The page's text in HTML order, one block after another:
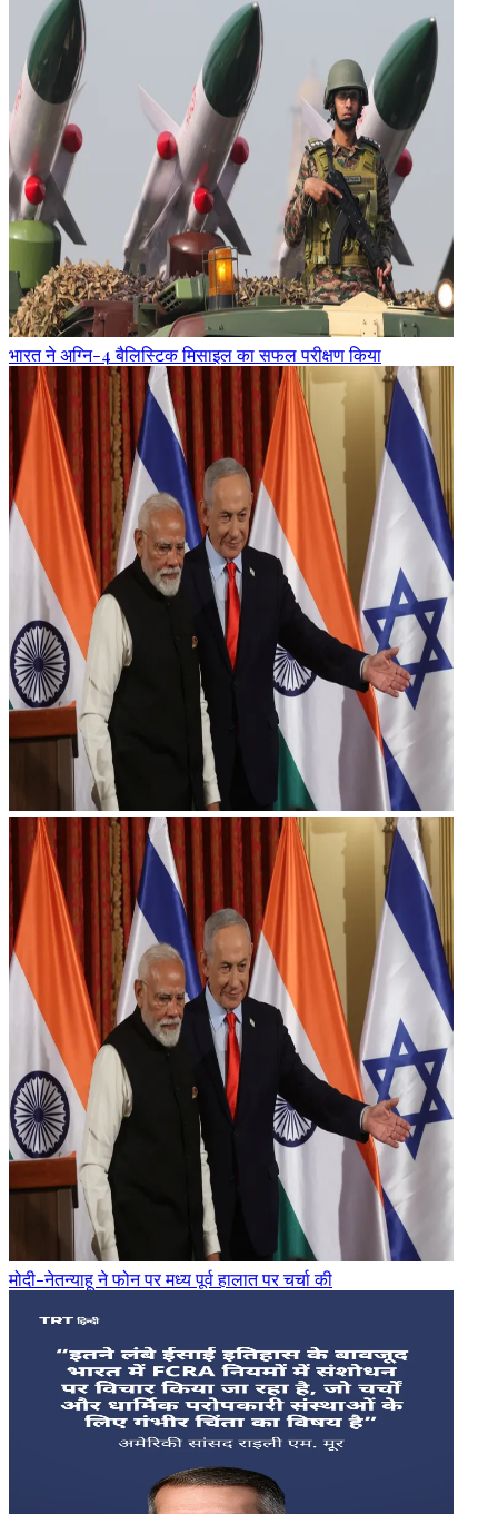
भारत ने अग्नि-4 बैलिस्टिक मिसाइल का सफल परीक्षण किया
मोदी-नेतन्याहू ने फोन पर मध्य पूर्व हालात पर चर्चा की